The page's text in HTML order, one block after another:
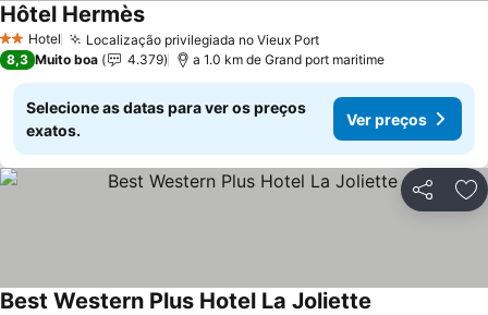
2 Estrelas
Hotel Localização privilegiada no Vieux PortVer preços
Hôtel HermèsVer preços
8,3 Muito boa 4.379 a 1.0 km de Grand port maritime
Selecione as datas para ver os preços
exatos.
Ver preços
Partilhar
Best Western Plus Hotel La Joliette